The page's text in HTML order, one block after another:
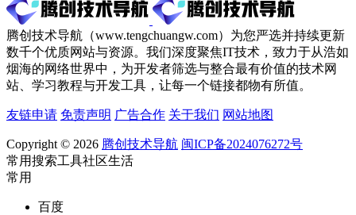
腾创技术导航（www.tengchuangw.com）为您严选并持续更新
数千个优质网站与资源。我们深度聚焦IT技术，致力于从浩如
烟海的网络世界中，为开发者筛选与整合最有价值的技术网
站、学习教程与开发工具，让每一个链接都物有所值。
友链申请 免责声明 广告合作 关于我们 网站地图
Copyright © 2026 腾创技术导航 闽ICP备2024076272号
常用搜索工具社区生活
常用
百度